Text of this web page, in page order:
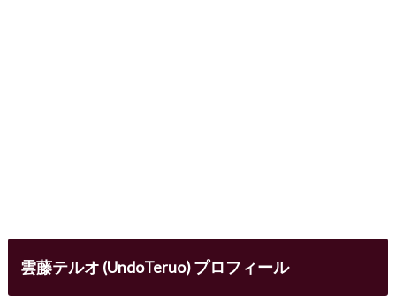
雲藤テルオ (UndoTeruo) プロフィール